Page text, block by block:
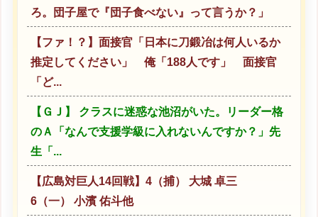
ろ。団子屋で『団子食べない』って言うか？」
【ファ！？】面接官「日本に刀鍛冶は何人いるか
推定してください」 俺「188人です」 面接官
「ど...
【ＧＪ】 クラスに迷惑な池沼がいた。リーダー格
のＡ「なんで支援学級に入れないんですか？」先
生「...
【広島対巨人14回戦】4（捕） 大城 卓三
6（一） 小濱 佑斗他